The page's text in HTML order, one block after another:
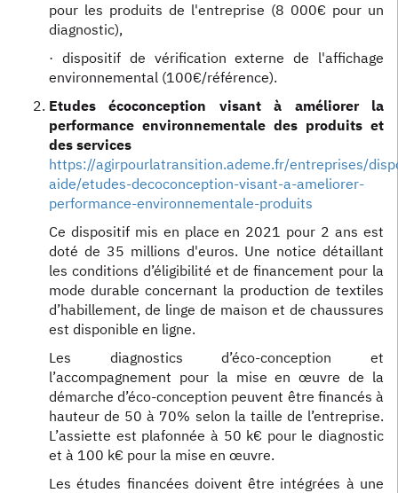
pour les produits de l'entreprise (8 000€ pour un
diagnostic),
· dispositif de vérification externe de l'affichage
environnemental (100€/référence).
Etudes écoconception visant à améliorer la
performance environnementale des produits et
des services
https://agirpourlatransition.ademe.fr/entreprises/
aide/etudes-decoconception-visant-a-ameliorer-
performance-environnementale-produits
Ce dispositif mis en place en 2021 pour 2 ans est
doté de 35 millions d'euros. Une notice détaillant
les conditions d’éligibilité et de financement pour la
mode durable concernant la production de textiles
d’habillement, de linge de maison et de chaussures
est disponible en ligne.
Les diagnostics d’éco-conception et
l’accompagnement pour la mise en œuvre de la
démarche d’éco-conception peuvent être financés à
hauteur de 50 à 70% selon la taille de l’entreprise.
L’assiette est plafonnée à 50 k€ pour le diagnostic
et à 100 k€ pour la mise en œuvre.
Les études financées doivent être intégrées à une